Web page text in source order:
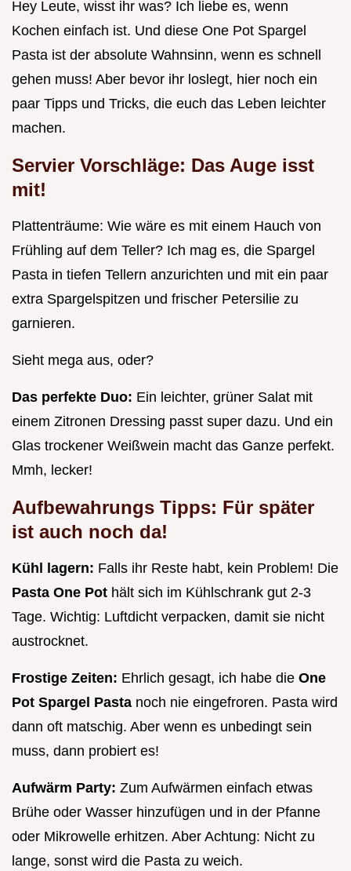
Hey Leute, wisst ihr was? Ich liebe es, wenn
Kochen einfach ist. Und diese One Pot Spargel
Pasta ist der absolute Wahnsinn, wenn es schnell
gehen muss! Aber bevor ihr loslegt, hier noch ein
paar Tipps und Tricks, die euch das Leben leichter
machen.
Servier Vorschläge: Das Auge isst
mit!
Plattenträume: Wie wäre es mit einem Hauch von
Frühling auf dem Teller? Ich mag es, die Spargel
Pasta in tiefen Tellern anzurichten und mit ein paar
extra Spargelspitzen und frischer Petersilie zu
garnieren.
Sieht mega aus, oder?
Das perfekte Duo: Ein leichter, grüner Salat mit
einem Zitronen Dressing passt super dazu. Und ein
Glas trockener Weißwein macht das Ganze perfekt.
Mmh, lecker!
Aufbewahrungs Tipps: Für später
ist auch noch da!
Kühl lagern: Falls ihr Reste habt, kein Problem! Die
Pasta One Pot hält sich im Kühlschrank gut 2-3
Tage. Wichtig: Luftdicht verpacken, damit sie nicht
austrocknet.
Frostige Zeiten: Ehrlich gesagt, ich habe die One
Pot Spargel Pasta noch nie eingefroren. Pasta wird
dann oft matschig. Aber wenn es unbedingt sein
muss, dann probiert es!
Aufwärm Party: Zum Aufwärmen einfach etwas
Brühe oder Wasser hinzufügen und in der Pfanne
oder Mikrowelle erhitzen. Aber Achtung: Nicht zu
lange, sonst wird die Pasta zu weich.